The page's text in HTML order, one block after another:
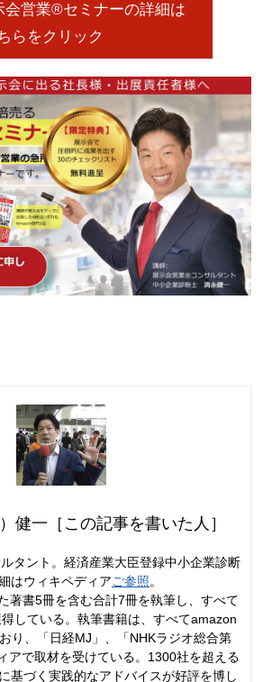
会営業®セミナーの詳細は
らをクリック
健一［この記事を書いた人］
タント。経済産業大臣登録中小企業診断
はウィキペディアご参照。
著書5冊を含む合計7冊を執筆し、すべて
している。執筆書籍は、すべてamazon
り、「日経MJ」、「NHKラジオ総合第
アで取材を受けている。1300社を超える
基づく実践的なアドバイスが好評を博し